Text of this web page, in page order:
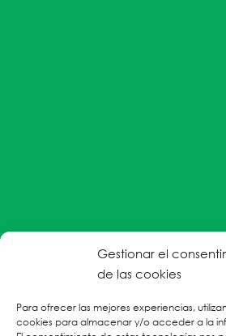
Gestionar el
de las cookies
Para ofrecer las mejores experiencias,
cookies para almacenar y/o acceder a la
#EnColectiva estamos
parte del personal humanitario
refugiadas, migrantes